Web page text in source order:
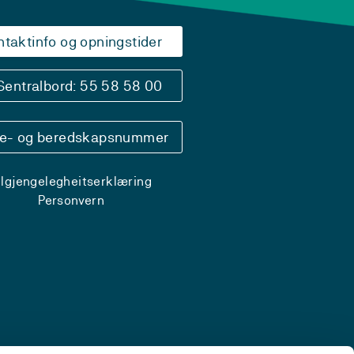
og opningstider
55 58 58 00
og beredskapsnummer
Personvern